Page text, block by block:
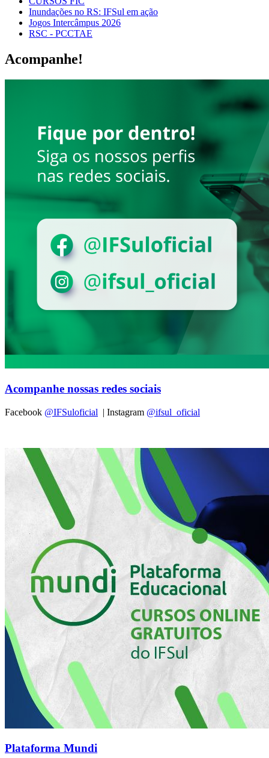
Inundações no RS: IFSul em ação
Jogos Intercâmpus 2026
RSC - PCCTAE
Acompanhe!
Acompanhe nossas redes sociais
Facebook @IFSuloficial | Instagram @ifsul_oficial
Plataforma Mundi